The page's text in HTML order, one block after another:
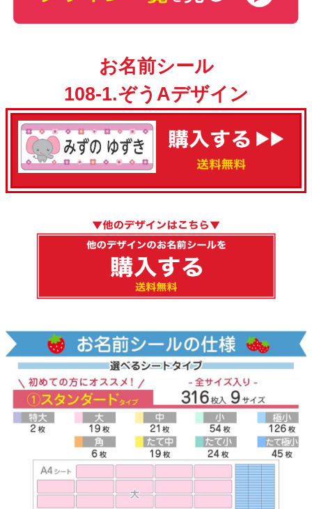
お名前シール
108-1.ぞうAデザイン